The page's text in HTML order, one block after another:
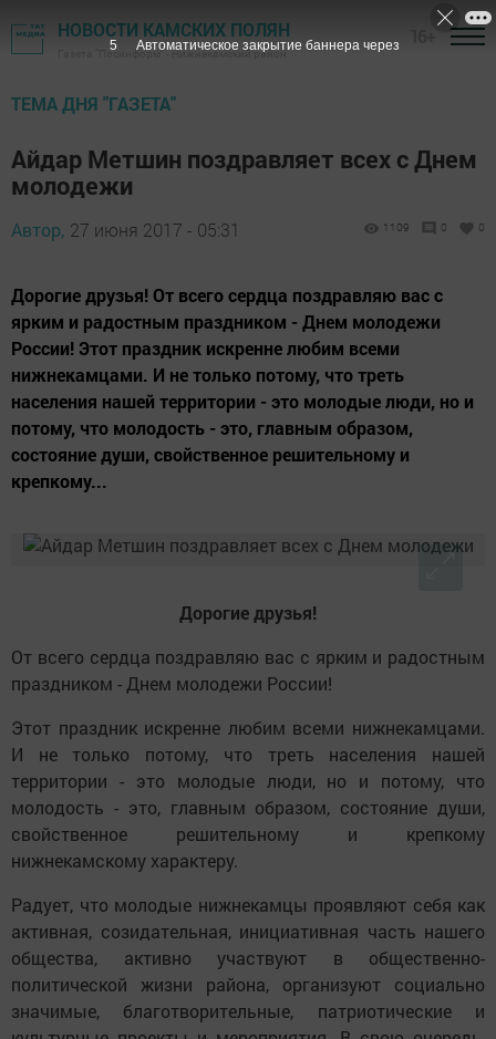
НОВОСТИ КАМСКИХ ПОЛЯН
Газета "Посинформ" - Нижнекамский район
ТЕМА ДНЯ "ГАЗЕТА"
Айдар Метшин поздравляет всех с Днем
молодежи
Автор, 27 июня 2017 - 05:31 1109 0 0
Дорогие друзья! От всего сердца поздравляю вас с
ярким и радостным праздником - Днем молодежи
России! Этот праздник искренне любим всеми
нижнекамцами. И не только потому, что треть
населения нашей территории - это молодые люди, но и
потому, что молодость - это, главным образом,
состояние души, свойственное решительному и
крепкому...
Дорогие друзья!
От всего сердца поздравляю вас с ярким и радостным
праздником - Днем молодежи России!
Этот праздник искренне любим всеми нижнекамцами.
И не только потому, что треть населения нашей
территории - это молодые люди, но и потому, что
молодость - это, главным образом, состояние души,
свойственное решительному и крепкому
нижнекамскому характеру.
Радует, что молодые нижнекамцы проявляют себя как
активная, созидательная, инициативная часть нашего
общества, активно участвуют в общественно-
политической жизни района, организуют социально
значимые, благотворительные, патриотические и
4 Автоматическое закрытие баннера через